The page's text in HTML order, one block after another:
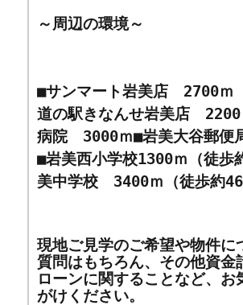
～周辺の環境～
■サンマート岩美店 2700ｍ
道の駅きなんせ岩美店
病院 3000ｍ■岩美大谷郵
■岩美西小学校1300ｍ（徒歩
美中学校 3400ｍ（徒歩約46
現地ご見学のご希望や物件に
質問はもちろん、その他資金
ローンに関することなど、お
がけください。